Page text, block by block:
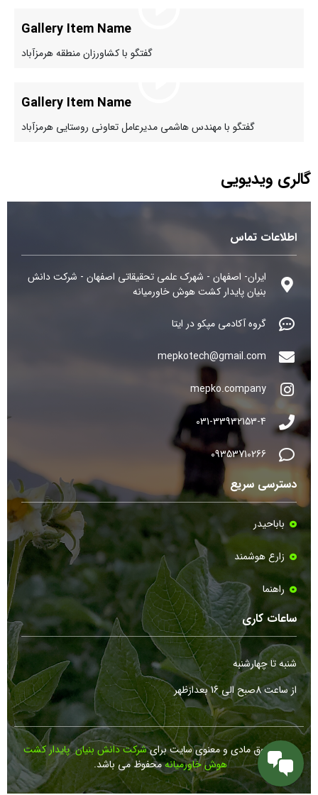
Gallery Item Name
گفتگو با کشاورزان منطقه هرمزآباد
Gallery Item Name
گفتگو با مهندس هاشمی مدیرعامل تعاونی روستایی هرمزآباد
گالری ویدیویی
اطلاعات تماس
ایران- اصفهان - شهرک علمی تحقیقاتی اصفهان - شرکت دانش
بنیان پایدار کشت هوش خاورمیانه
گروه آکادمی مپکو در ایتا
mepkotech@gmail.com
mepko.company
031-33932153-4
09353710266
دسترسی سریع
باباحیدر
زارع هوشمند
راهنما
ساعات کاری
شنبه تا چهارشنبه
از ساعت 8صبح الی 16 بعدازظهر
کلیه حقوق مادی و معنوی سایت برایشرکت دانش بنیان پایدار کشت
هوش خاورمیانهمحفوظ می باشد.